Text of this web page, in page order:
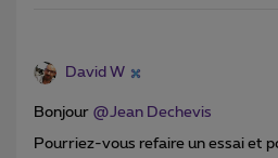
David W
Bonjour @Jean Dechevis
Pourriez-vous refaire un essai et